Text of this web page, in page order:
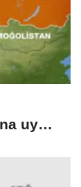
uyma